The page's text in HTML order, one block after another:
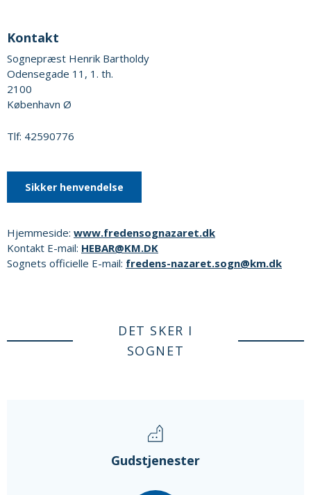
Kontakt
Sognepræst Henrik Bartholdy
Odensegade 11, 1. th.
2100
København Ø
Tlf: 42590776
Sikker henvendelse
Hjemmeside: www.fredensognazaret.dk
Kontakt E-mail: HEBAR@KM.DK
Sognets officielle E-mail: fredens-nazaret.sogn@km.dk
DET SKER I
SOGNET
Gudstjenester